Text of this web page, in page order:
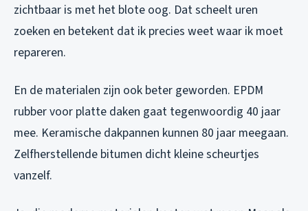
zichtbaar is met het blote oog. Dat scheelt uren
zoeken en betekent dat ik precies weet waar ik moet
repareren.
En de materialen zijn ook beter geworden. EPDM
rubber voor platte daken gaat tegenwoordig 40 jaar
mee. Keramische dakpannen kunnen 80 jaar meegaan.
Zelfherstellende bitumen dicht kleine scheurtjes
vanzelf.